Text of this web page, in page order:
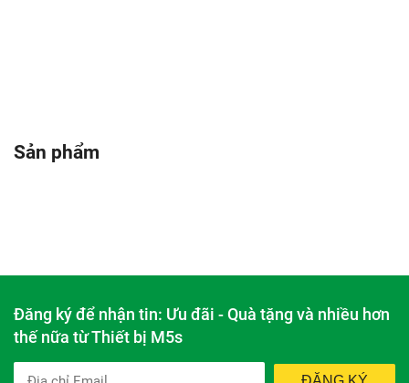
Sản phẩm
Đăng ký để nhận tin: Ưu đãi - Quà tặng và nhiều hơn
thế nữa từ Thiết bị M5s